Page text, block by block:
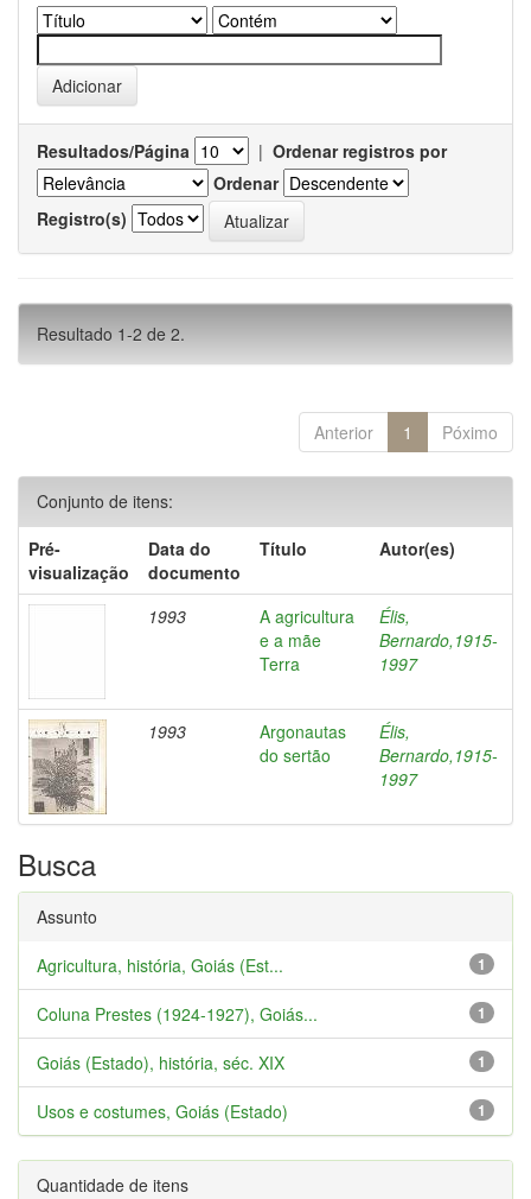
Resultados/Página | Ordenar registros por
Ordenar
Registro(s)
Resultado 1-2 de 2.
Anterior 1 Póximo
Conjunto de itens:
Pré-
visualização
Data do
documento
Título Autor(es)
1993
A agricultura
e a mãe
Terra
Élis,
Bernardo,1915-
1997
1993
Argonautas
do sertão
Élis,
Bernardo,1915-
1997
Busca
Assunto
1
Agricultura, história, Goiás (Est...
1
Coluna Prestes (1924-1927), Goiás...
1
Goiás (Estado), história, séc. XIX
1
Usos e costumes, Goiás (Estado)
Quantidade de itens